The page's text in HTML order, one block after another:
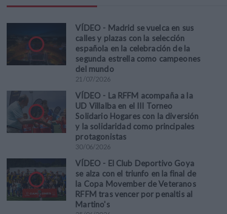
VÍDEO - Madrid se vuelca en sus
calles y plazas con la selección
española en la celebración de la
segunda estrella como campeones
del mundo
21 /07/2026
VÍDEO - La RFFM acompaña a la
UD Villalba en el III Torneo
Solidario Hogares con la diversión
y la solidaridad como principales
protagonistas
30/06/2026
VÍDEO - El Club Deportivo Goya
se alza con el triunfo en la final de
la Copa Movember de Veteranos
RFFM tras vencer por penaltis al
Martino's